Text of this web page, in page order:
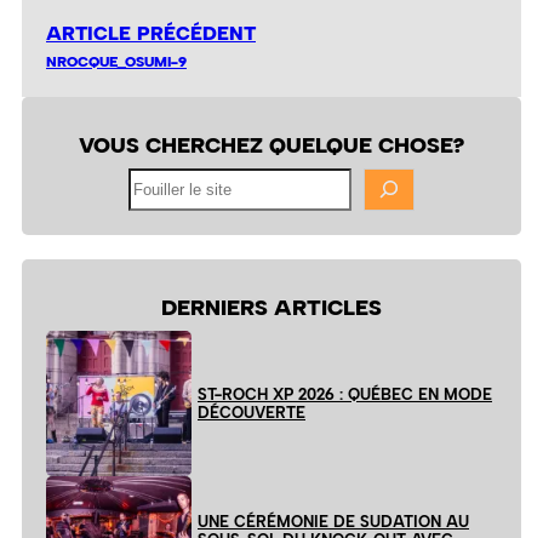
ARTICLE PRÉCÉDENT
NROCQUE_OSUMI-9
VOUS CHERCHEZ QUELQUE CHOSE?
DERNIERS ARTICLES
ST-ROCH XP 2026 : QUÉBEC EN MODE
DÉCOUVERTE
UNE CÉRÉMONIE DE SUDATION AU